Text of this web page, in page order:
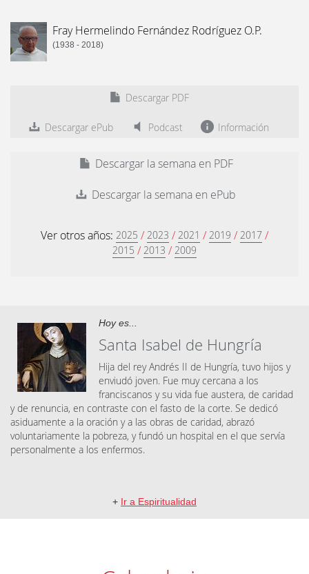
Fray Hermelindo Fernández Rodríguez O.P.
(1938 - 2018)
Descargar PDF
Descargar ePub Podcast Información
Descargar la semana en PDF
Descargar la semana en ePub
Ver otros años: 2025 / 2023 / 2021 / 2019 / 2017 /
2015 / 2013 / 2009
Hoy es...
Santa Isabel de Hungría
Hija del rey Andrés II de Hungría, tuvo hijos y
enviudó joven. Fue muy cercana a los
franciscanos y su vida fue austera, de caridad
y de renuncia, en contraste con el fasto de la corte. Se dedicó
asiduamente a la oración y a las obras de caridad, abrazó
voluntariamente la pobreza, y fundó un hospital en el que servía
personalmente a los enfermos.
+ Ir a Espiritualidad